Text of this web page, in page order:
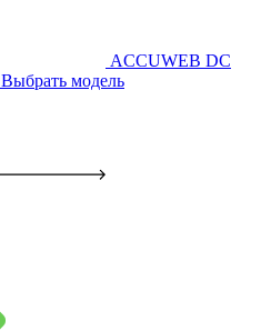
ACCUWEB DC
Выбрать модель